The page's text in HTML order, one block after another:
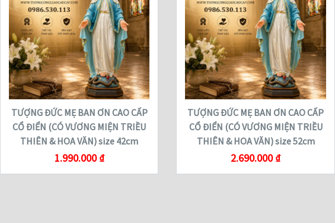
TƯỢNG ĐỨC MẸ BAN ƠN CAO CẤP
CỔ ĐIỂN (CÓ VƯƠNG MIỆN TRIỀU
THIÊN & HOA VĂN) size 42cm
1.990.000₫
TƯỢNG ĐỨC MẸ BAN ƠN CAO CẤP
CỔ ĐIỂN (CÓ VƯƠNG MIỆN TRIỀU
THIÊN & HOA VĂN) size 52cm
2.690.000₫